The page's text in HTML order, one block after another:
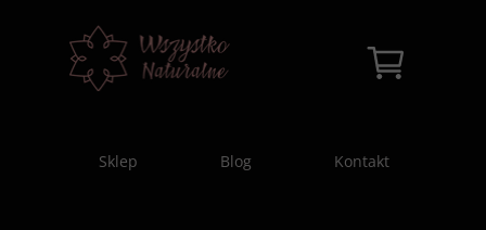
Sklep Blog Kontakt